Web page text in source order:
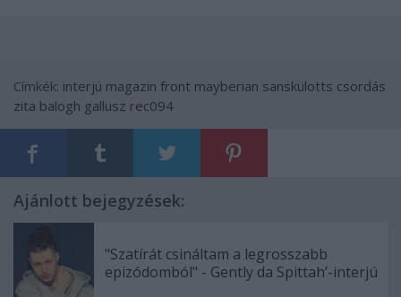
Címkék: interjú magazin front mayberian sanskülotts csordás
zita balogh gallusz rec094
Ajánlott bejegyzések:
"Szatírát csináltam a legrosszabb
epizódomból" - Gently da Spittah’-interjú